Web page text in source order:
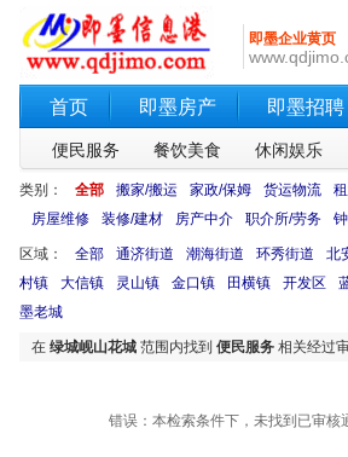
即墨企业黄页
首页 即墨房产 即墨招聘
便民服务 餐饮美食 休闲娱乐
类别： 全部 搬家/搬运 家政/保姆 货运物流
房屋维修
装修/建材 房产中介 职介所/劳务
区域： 全部 通济街道 潮海街道 环秀街道 北
村镇
大信镇 灵山镇 金口镇 田横镇 开发区
墨老城
在 绿城岘山花城 范围内找到 便民服务 相关经过
错误：本检索条件下，未找到已审核